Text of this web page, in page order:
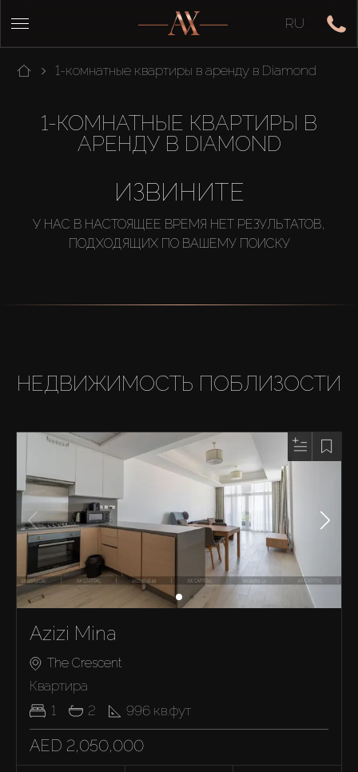
RU
1-комнатные квартиры в аренду в Diamond
1-КОМНАТНЫЕ КВАРТИРЫ В
АРЕНДУ В DIAMOND
ИЗВИНИТЕ
У НАС В НАСТОЯЩЕЕ ВРЕМЯ НЕТ РЕЗУЛЬТАТОВ,
ПОДХОДЯЩИХ ПО ВАШЕМУ ПОИСКУ
НЕДВИЖИМОСТЬ ПОБЛИЗОСТИ
Azizi Mina
The Crescent
Квартира
1
2 996 кв.фут
AED 2,050,000